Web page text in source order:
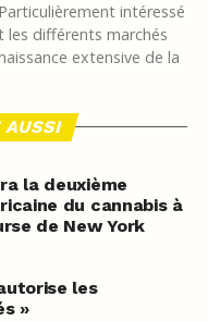
intéressé
les différents marchés
extensive de la
AUSSI
la deuxième
du cannabis à
de New York
les
»